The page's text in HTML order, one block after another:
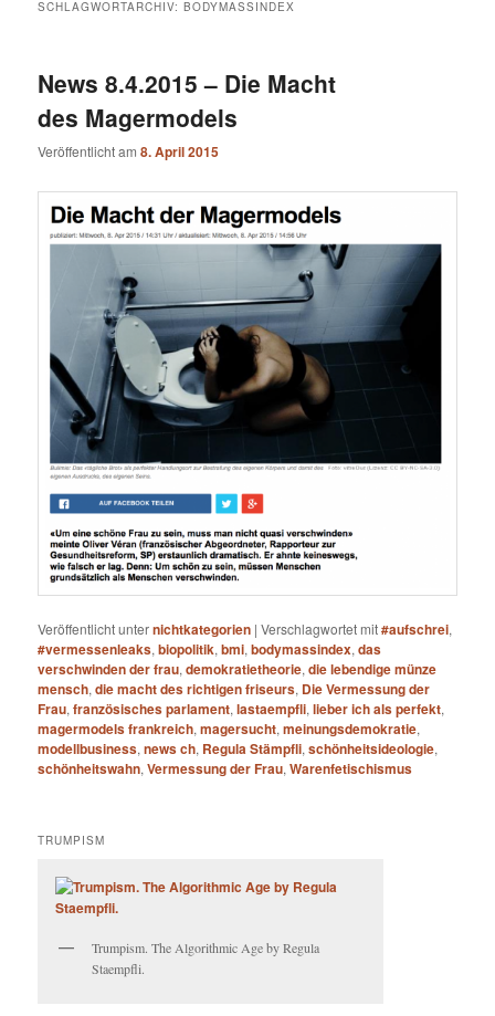
SCHLAGWORTARCHIV:BODYMASSINDEX
News 8.4.2015 – Die Macht
des Magermodels
Veröffentlicht am8. April 2015
Veröffentlicht unternichtkategorien |Verschlagwortet mit#aufschrei,
#vermessenleaks,biopolitik,bmi,bodymassindex,das
verschwinden der frau,demokratietheorie,die lebendige münze
mensch,die macht des richtigen friseurs, Die Vermessung der
Frau,französisches parlament,lastaempfli,lieber ich als perfekt,
magermodels frankreich,magersucht,meinungsdemokratie,
modellbusiness,news ch, Regula Stämpfli,schönheitsideologie,
schönheitswahn,Vermessung der Frau,Warenfetischismus
TRUMPISM
Trumpism. The Algorithmic Age by Regula
Staempfli.